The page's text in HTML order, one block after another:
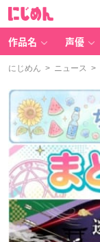
作品名 声優
にじめん > ニュース >